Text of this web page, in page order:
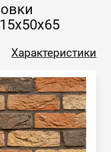
Характеристики